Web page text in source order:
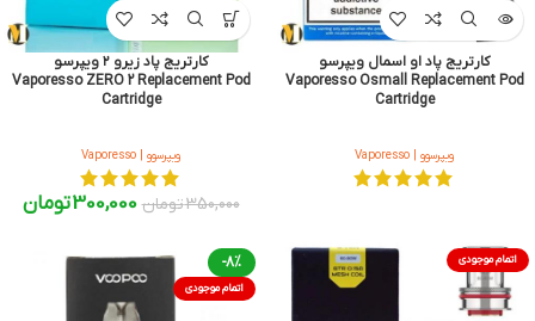
کارتریج پاد او اسمال ویپرسو
Vaporesso Osmall Replacement Pod
Cartridge
ویپرسوو | Vaporesso
کارتریج پاد زیرو ۲ ویپرسو
Vaporesso ZERO 2 Replacement Pod
Cartridge
ویپرسوو | Vaporesso
350,000تومان 300,000تومان
اتمام موجودی -8%
اتمام موجودی